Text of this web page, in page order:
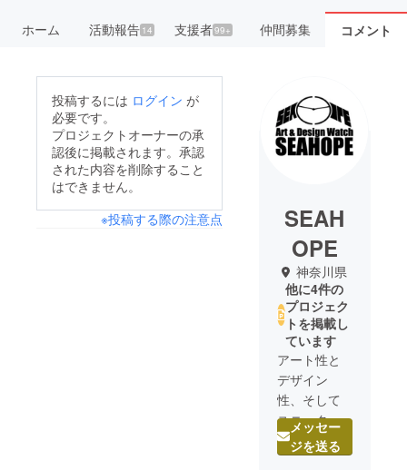
ホーム 活動報告14 支援者99+ 仲間募集 コメント
投稿するには ログイン が
必要です。
プロジェクトオーナーの承
認後に掲載されます。承認
された内容を削除すること
はできません。
※投稿する際の注意点
SEAH
OPE
神奈川県
他に4件の
プロジェク
トを掲載し
ています
アート性と
デザイン
性、そして
ユニーク
さ、斬新さ
にこだわっ
メッセー
ジを送る